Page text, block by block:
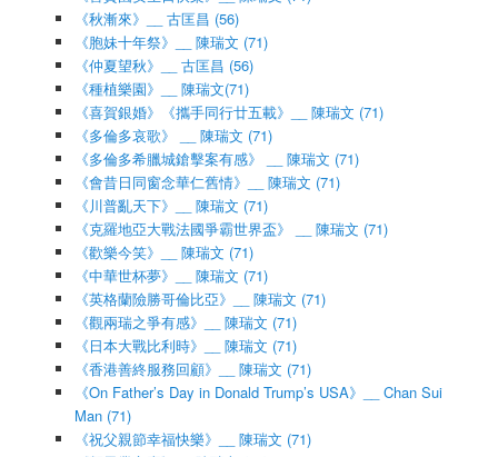
《秋漸來》__ 古匡昌 (56)
《胞妹十年祭》__ 陳瑞文 (71)
《仲夏望秋》__ 古匡昌 (56)
《種植樂園》__ 陳瑞文(71)
《喜賀銀婚》《攜手同行廿五載》__ 陳瑞文 (71)
《多倫多哀歌》 __ 陳瑞文 (71)
《多倫多希臘城鎗擊案有感》 __ 陳瑞文 (71)
《會昔日同窗念華仁舊情》__ 陳瑞文 (71)
《川普亂天下》__ 陳瑞文 (71)
《克羅地亞大戰法國爭霸世界盃》 __ 陳瑞文 (71)
《歡樂今笑》__ 陳瑞文 (71)
《中華世杯夢》__ 陳瑞文 (71)
《英格蘭險勝哥倫比亞》__ 陳瑞文 (71)
《觀兩瑞之爭有感》__ 陳瑞文 (71)
《日本大戰比利時》__ 陳瑞文 (71)
《香港善終服務回顧》__ 陳瑞文 (71)
《On Father’s Day in Donald Trump’s USA》__ Chan Sui
Man (71)
《祝父親節幸福快樂》__ 陳瑞文 (71)